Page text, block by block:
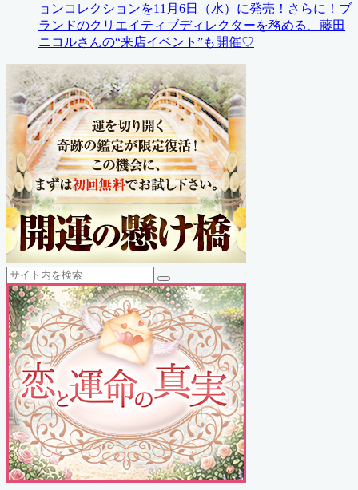
ョンコレクションを11月6日（水）に発売！さらに！ブ
ランドのクリエイティブディレクターを務める、藤田
ニコルさんの“来店イベント”も開催♡
検
索
検
索